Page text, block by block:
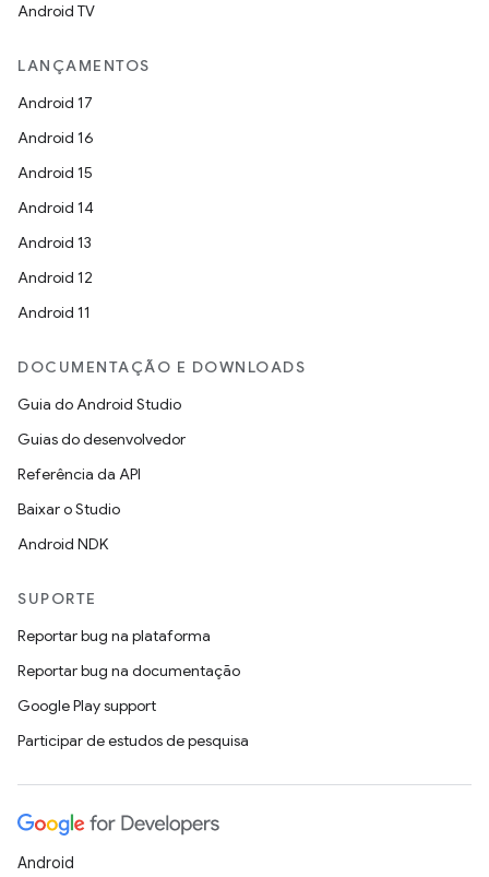
Android TV
LANÇAMENTOS
Android 17
Android 16
Android 15
Android 14
Android 13
Android 12
Android 11
DOCUMENTAÇÃO E DOWNLOADS
Guia do Android Studio
Guias do desenvolvedor
Referência da API
Baixar o Studio
Android NDK
SUPORTE
Reportar bug na plataforma
Reportar bug na documentação
Google Play support
Participar de estudos de pesquisa
Android